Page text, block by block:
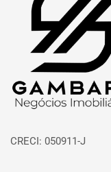
CRECI: 050911-J